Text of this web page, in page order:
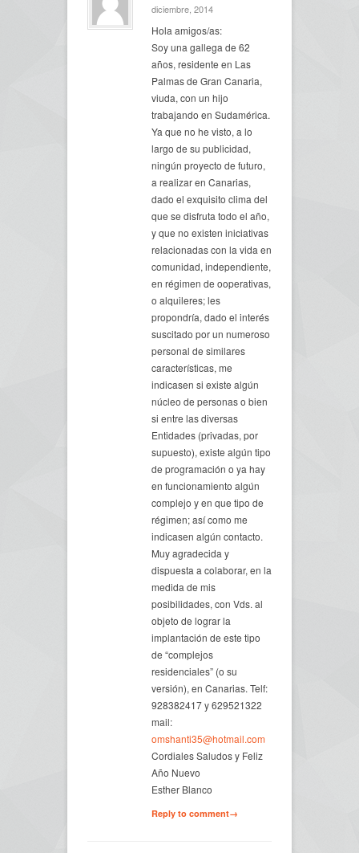
diciembre, 2014
Hola amigos/as:
Soy una gallega de 62
años, residente en Las
Palmas de Gran Canaria,
viuda, con un hijo
trabajando en Sudamérica.
Ya que no he visto, a lo
largo de su publicidad,
ningún proyecto de futuro,
a realizar en Canarias,
dado el exquisito clima del
que se disfruta todo el año,
y que no existen iniciativas
relacionadas con la vida en
comunidad, independiente,
en régimen de ooperativas,
o alquileres; les
propondría, dado el interés
suscitado por un numeroso
personal de similares
características, me
indicasen si existe algún
núcleo de personas o bien
si entre las diversas
Entidades (privadas, por
supuesto), existe algún tipo
de programación o ya hay
en funcionamiento algún
complejo y en que tipo de
régimen; así como me
indicasen algún contacto.
Muy agradecida y
dispuesta a colaborar, en la
medida de mis
posibilidades, con Vds. al
objeto de lograr la
implantación de este tipo
de “complejos
residenciales” (o su
versión), en Canarias. Telf:
928382417 y 629521322
mail:
omshanti35@hotmail.com
Cordiales Saludos y Feliz
Año Nuevo
Esther Blanco
Reply to comment→